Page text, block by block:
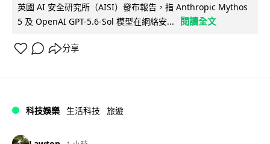
英國 AI 安全研究所（AISI）發布報告，指 Anthropic Mythos
5 及 OpenAI GPT-5.6-Sol 模型在網絡安...
閱讀全文
分享
科技娛樂 生活科技 旅遊